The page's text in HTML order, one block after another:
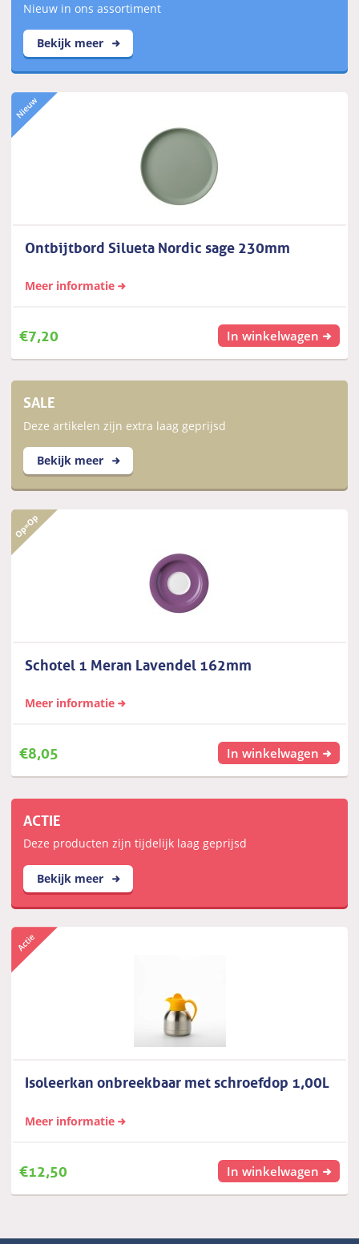
Nieuw in ons assortiment
Bekijk meer
Ontbijtbord Silueta Nordic sage 230mm
Meer informatie
€7,20 In winkelwagen
SALE
Deze artikelen zijn extra laag geprijsd
Bekijk meer
Schotel 1 Meran Lavendel 162mm
Meer informatie
€8,05 In winkelwagen
ACTIE
Deze producten zijn tijdelijk laag geprijsd
Bekijk meer
Isoleerkan onbreekbaar met schroefdop 1,00L
Meer informatie
€12,50 In winkelwagen